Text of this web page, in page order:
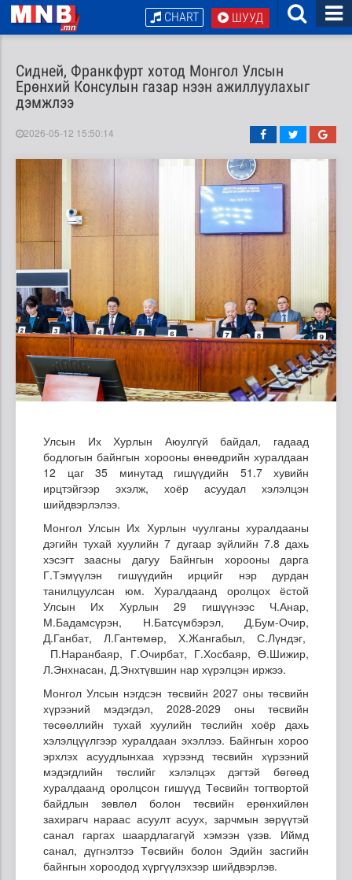
ШУУД
CHART
Сидней, Франкфурт хотод Монгол Улсын
Ерөнхий Консулын газар нээн ажиллуулахыг
дэмжлээ
2026-05-12 15:50:14
Улсын Их Хурлын Аюулгүй байдал, гадаад
бодлогын байнгын хорооны өнөөдрийн хуралдаан
12 цаг 35 минутад гишүүдийн 51.7 хувийн
ирцтэйгээр эхэлж, хоёр асуудал хэлэлцэн
шийдвэрлэлээ.
Монгол Улсын Их Хурлын чуулганы хуралдааны
дэгийн тухай хуулийн 7 дугаар зүйлийн 7.8 дахь
хэсэгт заасны дагуу Байнгын хорооны дарга
Г.Тэмүүлэн гишүүдийн ирцийг нэр дурдан
танилцуулсан юм. Хуралдаанд оролцох ёстой
Улсын Их Хурлын 29 гишүүнээс Ч.Анар,
М.Бадамсүрэн, Н.Батсүмбэрэл, Д.Бум-Очир,
Д.Ганбат, Л.Гантөмөр, Х.Жангабыл, С.Лүндэг,
П.Наранбаяр, Г.Очирбат, Г.Хосбаяр, Ө.Шижир,
Л.Энхнасан, Д.Энхтүвшин нар хүрэлцэн иржээ.
Монгол Улсын нэгдсэн төсвийн 2027 оны төсвийн
хүрээний мэдэгдэл, 2028-2029 оны төсвийн
төсөөллийн тухай хуулийн төслийн хоёр дахь
хэлэлцүүлгээр хуралдаан эхэллээ. Байнгын хороо
эрхлэх асуудлынхаа хүрээнд төсвийн хүрээний
мэдэгдлийн төслийг хэлэлцэх дэгтэй бөгөөд
хуралдаанд оролцсон гишүүд Төсвийн тогтвортой
байдлын зөвлөл болон төсвийн ерөнхийлөн
захирагч нараас асуулт асуух, зарчмын зөрүүтэй
санал гаргах шаардлагагүй хэмээн үзэв. Иймд
санал, дүгнэлтээ Төсвийн болон Эдийн засгийн
байнгын хороодод хүргүүлэхээр шийдвэрлэв.